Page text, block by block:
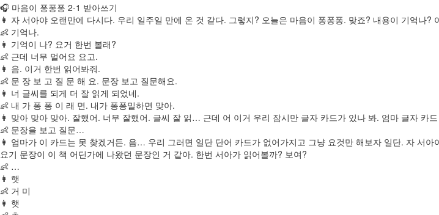
🎧 마음이 퐁퐁퐁 2-1 받아쓰기
​👩 자 서아야 오랜만에 다시다. 우리 일주일 만에 온 것 같다. 그렇지? 오늘은 마음이 퐁퐁퐁. 맞죠? 내용이 기억나
👶 기억나.
👩 기억이 나? 요거 한번 볼래?
👶 근데 너무 멀어요 요고.
👩 음. 이거 한번 읽어봐줘.
👶 문 장 보 고 질 문 해 요. 문장 보고 질문해요.
👩 너 글씨를 되게 더 잘 읽게 되었네.
👶 내 가 퐁 퐁 이 래 면. 내가 퐁퐁밀하면 맞아.
👩 맞아 맞아 맞아. 잘했어. 너무 잘했어. 글씨 잘 읽… 근데 어 이거 우리 잠시만 글자 카드가 있나 봐. 엄마 글자 카
👶 문장을 보고 질문…
👩 엄마가 이 카드는 못 찾겠거든. 음… 우리 그러면 일단 단어 카드가 없어가지고 그냥 요것만 해보자 일단. 자 서
요기 문장이 이 책 어딘가에 나왔던 문장인 거 같아. 한번 서아가 읽어볼까? 보여?
👶 …
👩 햇
👶 거 미
👩 햇